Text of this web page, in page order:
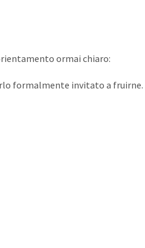
ormai chiaro:
formalmente invitato a fruirne.